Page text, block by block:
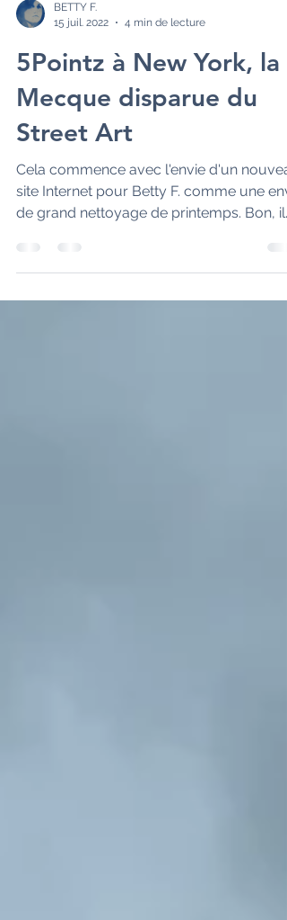
15 juil. 2022
4 min de lecture
5Pointz à New York, la
Mecque disparue du
Street Art
Cela commence avec l'envie d'un
site Internet pour Betty F. comme une